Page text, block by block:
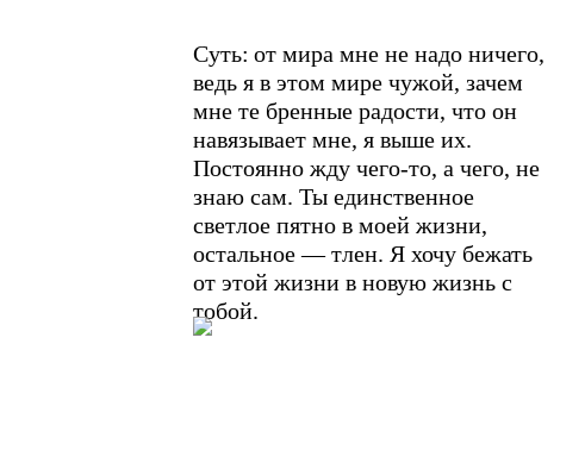
Суть: от мира мне не надо ничего,
ведь я в этом мире чужой, зачем
мне те бренные радости, что он
навязывает мне, я выше их.
Постоянно жду чего-то, а чего, не
знаю сам. Ты единственное
светлое пятно в моей жизни,
остальное — тлен. Я хочу бежать
от этой жизни в новую жизнь с
тобой.